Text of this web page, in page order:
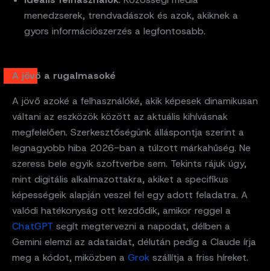
menedzserek, trendvadászok és azok, akiknek a
gyors információszerzés a legfontosabb.
A jövő a rugalmasoké
A jövő azoké a felhasználóké, akik képesek dinamikusan
váltani az eszközök között az aktuális kihívásnak
megfelelően. Szerkesztőségünk álláspontja szerint a
legnagyobb hiba 2026-ban a túlzott márkahűség. Ne
szeress bele egyik szoftverbe sem. Tekints rájuk úgy,
mint digitális alkalmazottakra, akiket a specifikus
képességeik alapján veszel fel egy adott feladatra. A
valódi hatékonyság ott kezdődik, amikor reggel a
ChatGPT segít megtervezni a napodat, délben a
Gemini elemzi az adataidat, délután pedig a Claude írja
meg a kódot, miközben a Grok szállítja a friss híreket.